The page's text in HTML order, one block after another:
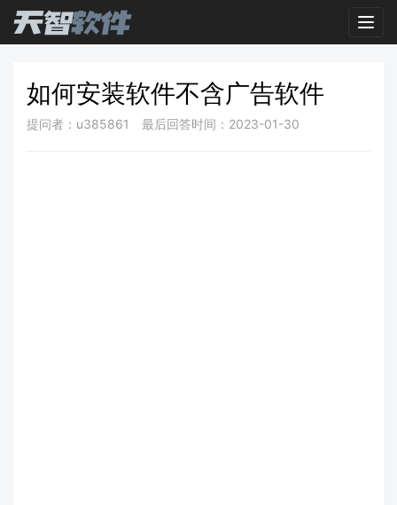
如何安装软件不含广告软件
提问者：u385861 最后回答时间：2023-01-30